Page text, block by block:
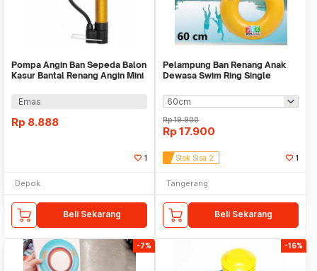
Pompa Angin Ban Sepeda Balon
Kasur Bantal Renang Angin Mini
Emas
Rp 8.888
1
Depok
Beli Sekarang
Pelampung Ban Renang Anak
Dewasa Swim Ring Single
Rp19.900
Rp 17.900
Stok Sisa 2 1
Tangerang
Beli Sekarang
-7% -16%